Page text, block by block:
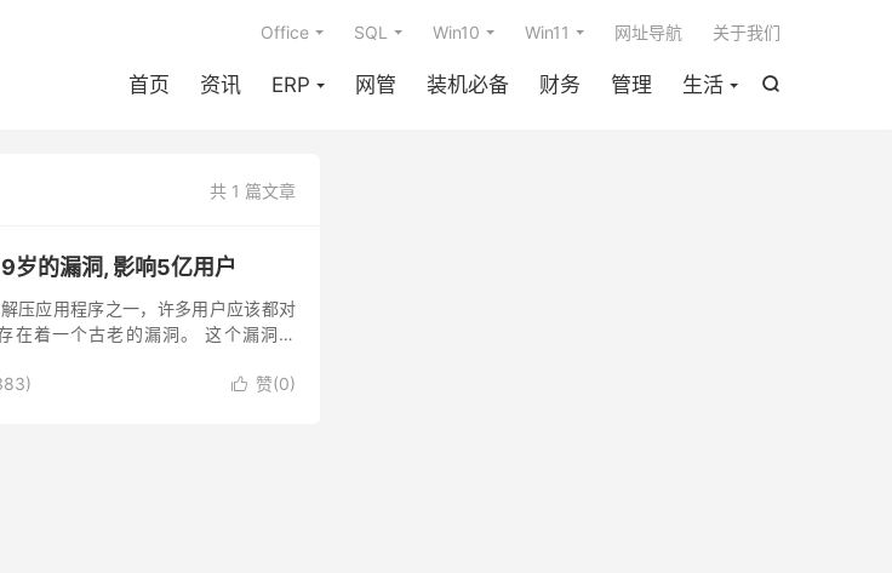

首页 资讯 ERP 网管 装机必备 财务 管理 生活
Office SQL Win10 Win11 网址导航 关于我们
共 1 篇文章
岁的漏洞, 影响5亿用户
压应用程序之一，许多用户应该都对
在着一个古老的漏洞。 这个漏洞是
 赞(0)